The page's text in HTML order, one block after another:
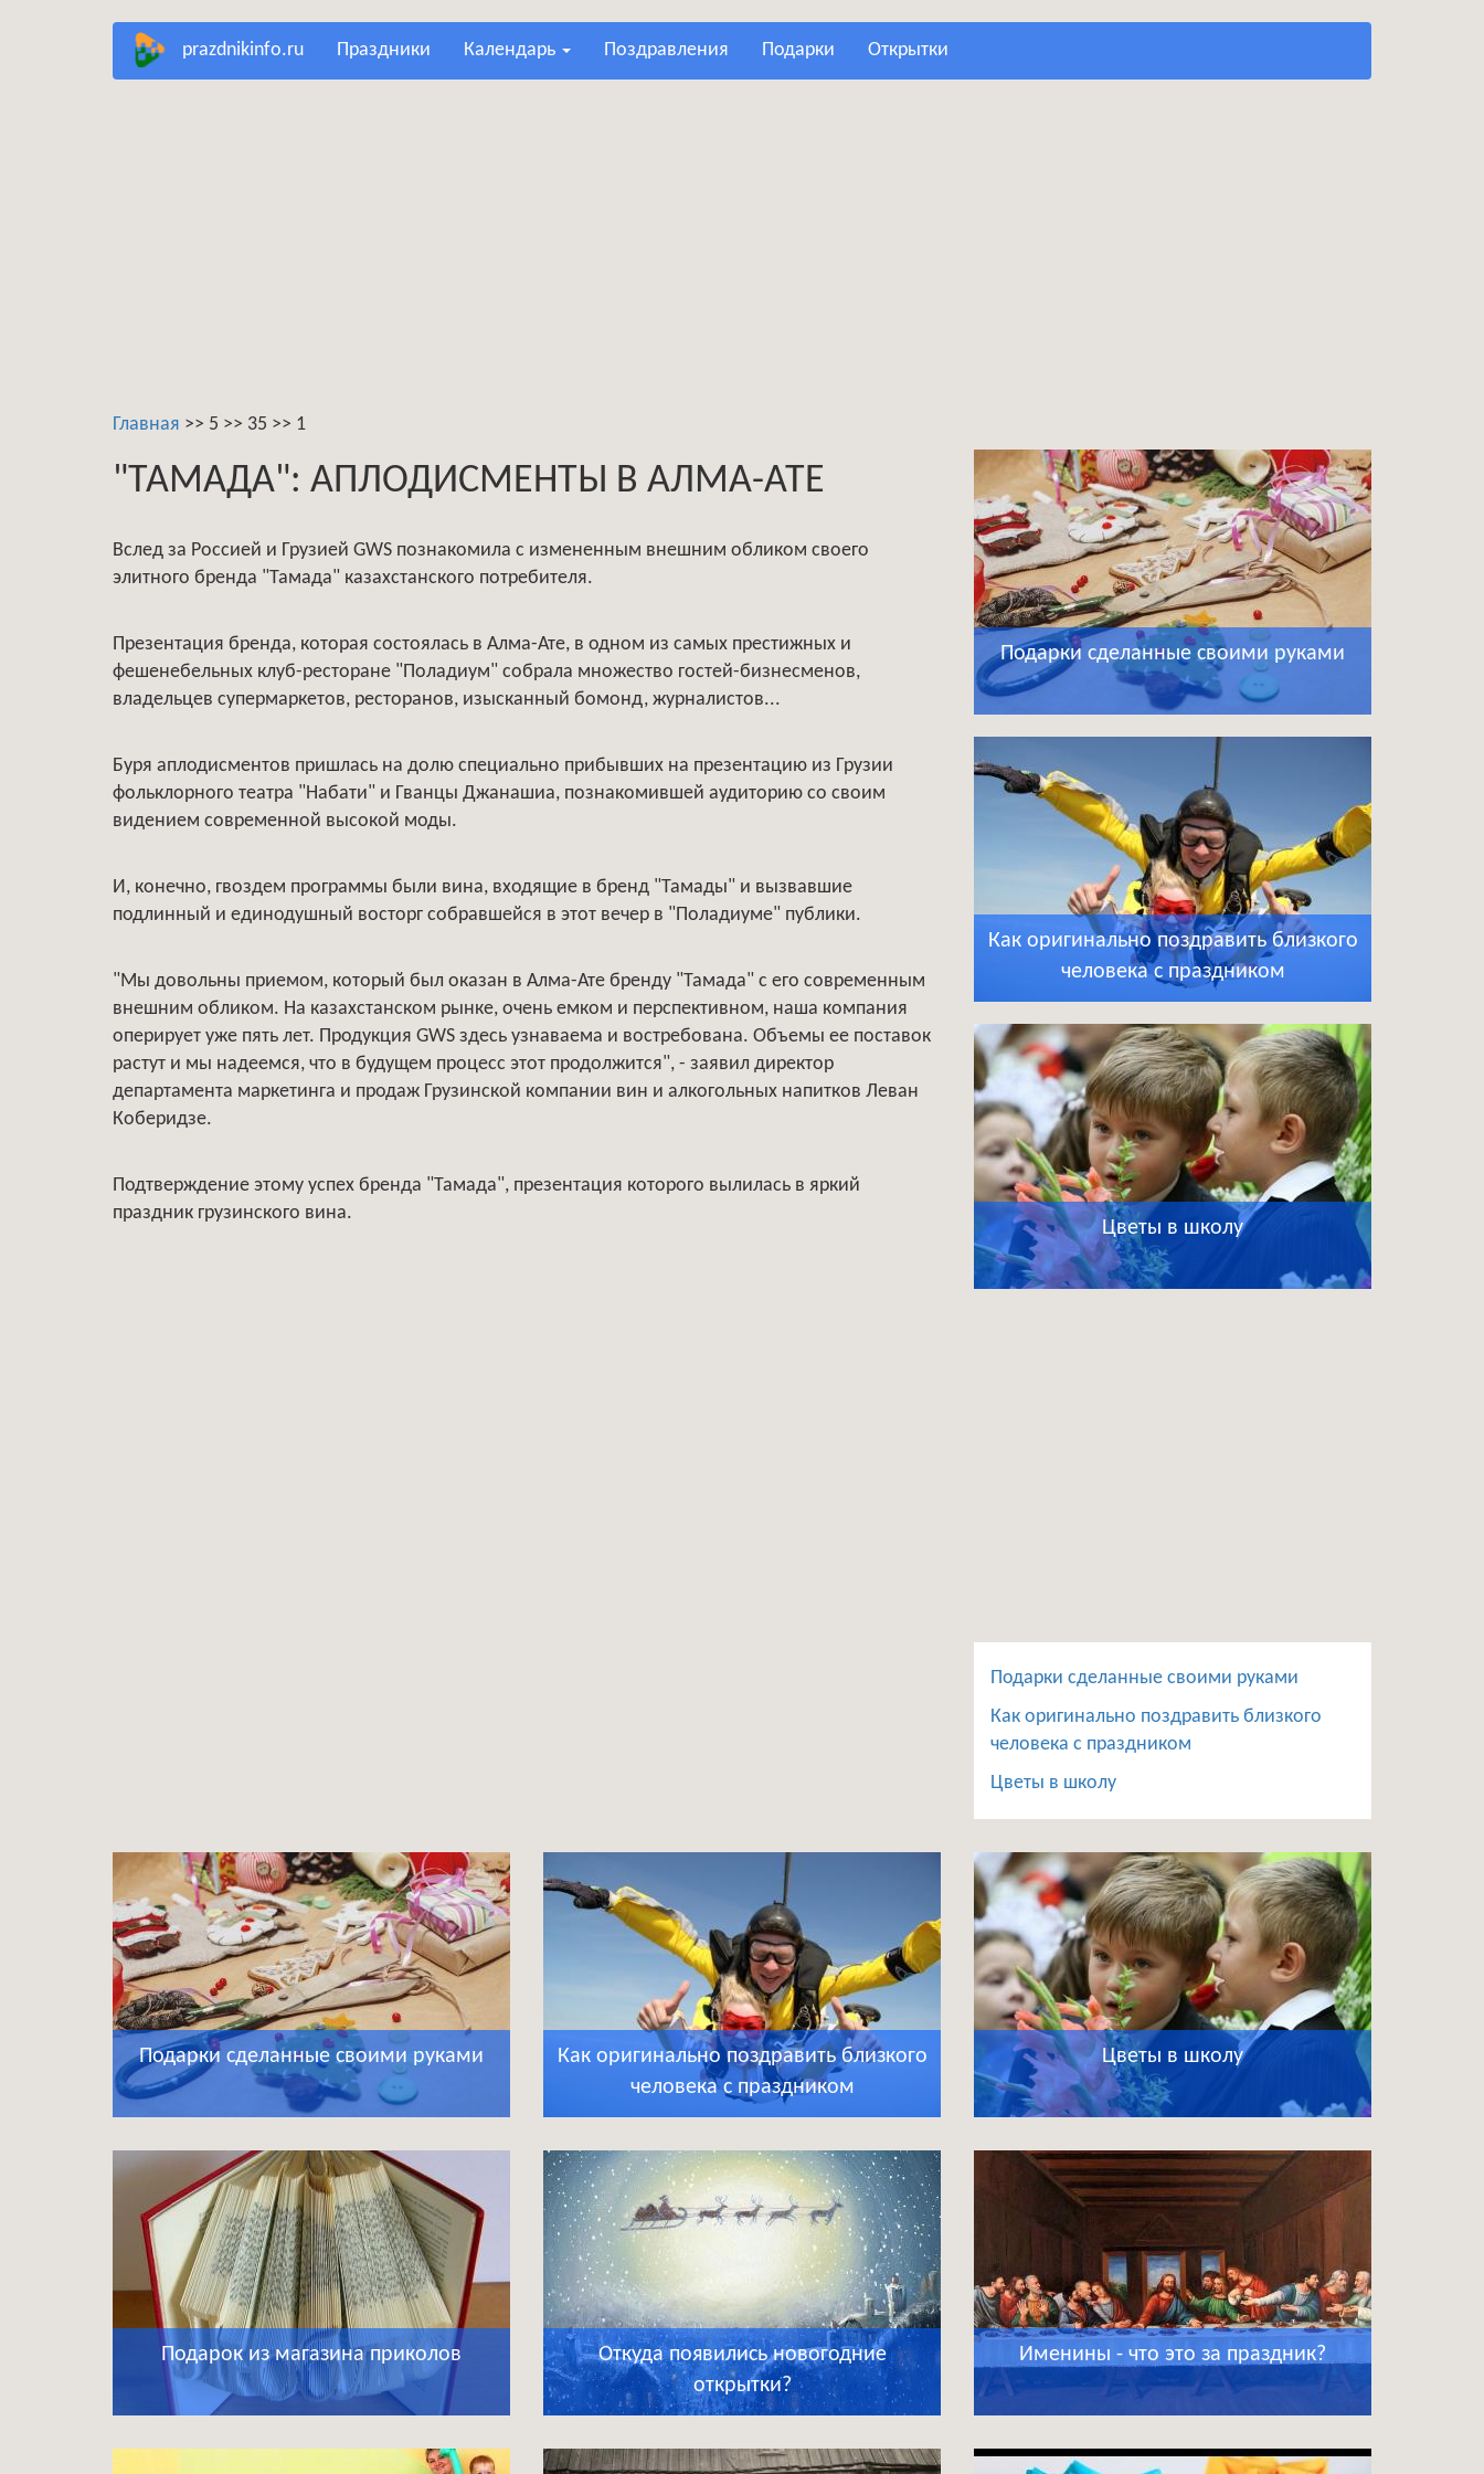
prazdnikinfo.ru праздники календарь поздравления подарки открытки
Главная >> 5 >> 35 >> 1
"ТАМАДА": АПЛОДИСМЕНТЫ В АЛМА-АТЕ
Вслед за Россией и Грузией GWS познакомила с измененным внешним обликом своего
элитного бренда "Тамада" казахстанского потребителя.
Презентация бренда, которая состоялась в Алма-Ате, в одном из самых престижных и
фешенебельных клуб-ресторане "Поладиум" собрала множество гостей-бизнесменов,
владельцев супермаркетов, ресторанов, изысканный бомонд, журналистов...
Буря аплодисментов пришлась на долю специально прибывших на презентацию из Грузии
фольклорного театра "Набати" и Гванцы Джанашиа, познакомившей аудиторию со своим
видением современной высокой моды.
И, конечно, гвоздем программы были вина, входящие в бренд "Тамады" и вызвавшие
подлинный и единодушный восторг собравшейся в этот вечер в "Поладиуме" публики.
"Мы довольны приемом, который был оказан в Алма-Ате бренду "Тамада" с его современным
внешним обликом. На казахстанском рынке, очень емком и перспективном, наша компания
оперирует уже пять лет. Продукция GWS здесь узнаваема и востребована. Объемы ее поставок
растут и мы надеемся, что в будущем процесс этот продолжится", - заявил директор
департамента маркетинга и продаж Грузинской компании вин и алкогольных напитков Леван
Коберидзе.
Подтверждение этому успех бренда "Тамада", презентация которого вылилась в яркий
праздник грузинского вина.
Подарки сделанные своими руками
Как оригинально поздравить близкого
человека с праздником
Цветы в школу
Подарки сделанные своими руками
Как оригинально поздравить близкого
человека с праздником
Цветы в школу
Подарки сделанные своими руками
Как оригинально поздравить близкого
человека с праздником
Цветы в школу
Подарок из магазина приколов
Откуда появились новогодние
открытки?
Именины - что это за праздник?